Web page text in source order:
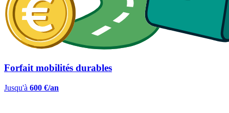
Forfait mobilités durables
Jusqu'à 600 €/an